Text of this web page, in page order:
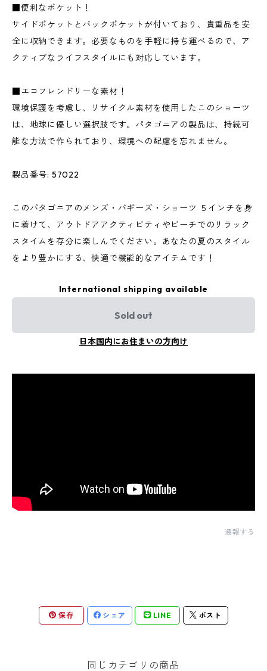
■便利なポケット！
サイドポケットとバックポケットが付いており、貴重品を安
全に収納できます。必要なものを手軽に持ち運べるので、ア
クティブなライフスタイルにも対応しています。
■エコフレンドリーな素材！
環境保護を考慮し、リサイクル素材を使用したこのショーツ
は、地球に優しい選択肢です。パタゴニアの製品は、持続可
能な方法で作られており、環境への配慮を忘れません。
製品番号: 57022
このパタゴニアのメンズ・バギーズ・ショーツ ５インチを身
に着けて、アウトドアアクティビティやビーチでのリラック
スタイムを存分に楽しんでください。あなたの夏のスタイル
をより豊かにする、快適で機能的なアイテムです！
International shipping available
Sold out
日本国内にお住まいの方向け
通報する
保存 シェア LINE ポスト
同じカテゴリの商品